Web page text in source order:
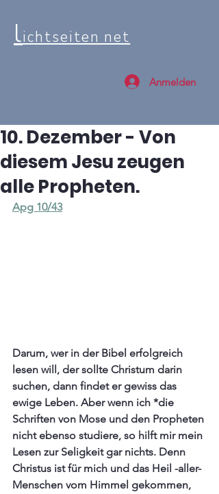
lichtseiten net
Anmelden
10. Dezember - Von
diesem Jesu zeugen
alle Propheten.
Apg 10/43
Darum, wer in der Bibel erfolgreich
lesen will, der sollte Christum darin
suchen, dann findet er gewiss das
ewige Leben. Aber wenn ich *die
Schriften von Mose und den Propheten
nicht ebenso studiere, so hilft mir mein
Lesen zur Seligkeit gar nichts. Denn
Christus ist für mich und das Heil -aller-
Menschen vom Himmel gekommen,